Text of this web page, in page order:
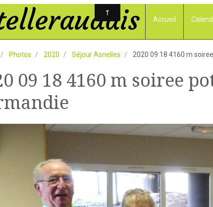
Accueil
Photos 2020 Séjour Asnelles 2020 09 18 4160 m
09 18 4160 m soiree